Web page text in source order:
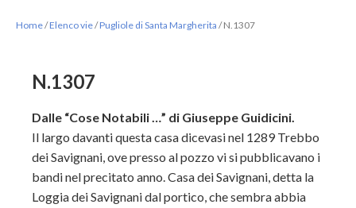
Home/Elenco vie/Pugliole di Santa Margherita /N.1307
N.1307
Dalle “Cose Notabili …” di Giuseppe Guidicini.
Il largo davanti questa casa dicevasi nel 1289 Trebbo
dei Savignani, ove presso al pozzo vi si pubblicavano i
bandi nel precitato anno. Casa dei Savignani, detta la
Loggia dei Savignani dal portico, che sembra abbia